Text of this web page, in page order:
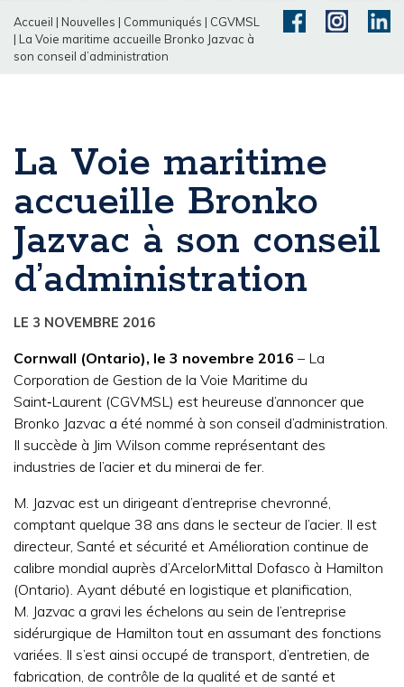
Accueil | Nouvelles | Communiqués | CGVMSL
| La Voie maritime accueille Bronko Jazvac à
son conseil d’administration
La Voie maritime
accueille Bronko
Jazvac à son conseil
d’administration
LE 3 NOVEMBRE 2016
Cornwall (Ontario), le 3 novembre 2016 – La
Corporation de Gestion de la Voie Maritime du
Saint‑Laurent (CGVMSL) est heureuse d’annoncer que
Bronko Jazvac a été nommé à son conseil d’administration.
Il succède à Jim Wilson comme représentant des
industries de l’acier et du minerai de fer.
M. Jazvac est un dirigeant d’entreprise chevronné,
comptant quelque 38 ans dans le secteur de l’acier. Il est
directeur, Santé et sécurité et Amélioration continue de
calibre mondial auprès d’ArcelorMittal Dofasco à Hamilton
(Ontario). Ayant débuté en logistique et planification,
M. Jazvac a gravi les échelons au sein de l’entreprise
sidérurgique de Hamilton tout en assumant des fonctions
variées. Il s’est ainsi occupé de transport, d’entretien, de
fabrication, de contrôle de la qualité et de santé et